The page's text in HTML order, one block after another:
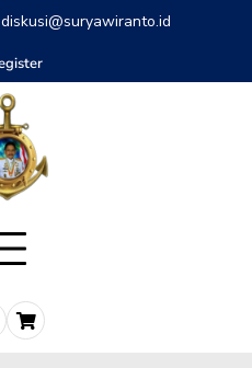
diskusi@suryawiranto.id